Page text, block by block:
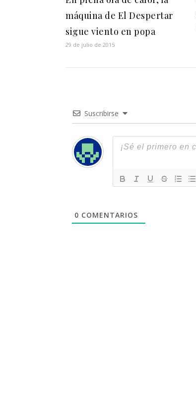
máquina de El Despertar
sigue viento en popa
29 de julio de 2015
Suscribirse
0 COMENTARIOS